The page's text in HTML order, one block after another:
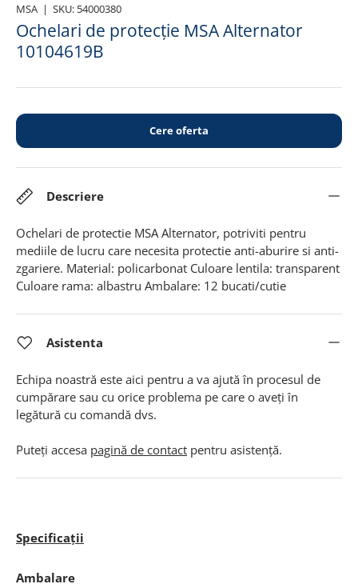
MSA | SKU: 54000380
Ochelari de protecție MSA Alternator
10104619B
Cere oferta
Descriere
Ochelari de protectie MSA Alternator, potriviti pentru
mediile de lucru care necesita protectie anti-aburire si anti-
zgariere. Material: policarbonat Culoare lentila: transparent
Culoare rama: albastru Ambalare: 12 bucati/cutie
Asistenta
Echipa noastră este aici pentru a va ajută în procesul de
cumpărare sau cu orice problema pe care o aveți în
legătură cu comandă dvs.
Puteți accesa pagină de contact pentru asistență.
Specificații
Ambalare